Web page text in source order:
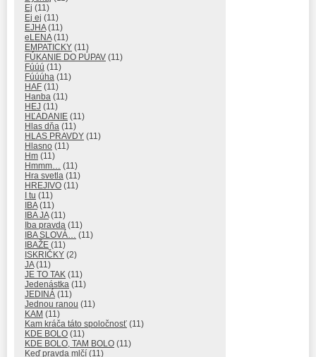
Ej (11)
Ej ej (11)
EJHA(11)
eLENA(11)
EMPATICKY (11)
FÚKANIE DO PÚPAV (11)
Fúúú (11)
Fúúúha (11)
HAF (11)
Hanba (11)
HEJ (11)
HĽADANIE (11)
Hlas dňa (11)
HLAS PRAVDY (11)
Hlasno (11)
Hm (11)
Hmmm… (11)
Hra svetla (11)
HREJIVO (11)
I tu (11)
IBA(11)
IBA JA(11)
Iba pravda (11)
IBA SLOVÁ… (11)
IBAŽE (11)
ISKRIČKY (2)
JA(11)
JE TO TAK (11)
Jedenástka (11)
JEDINÁ (11)
Jednou ranou (11)
KAM (11)
Kam kráča táto spoločnosť (11)
KDE BOLO (11)
KDE BOLO, TAM BOLO (11)
Keď pravda mlčí (11)